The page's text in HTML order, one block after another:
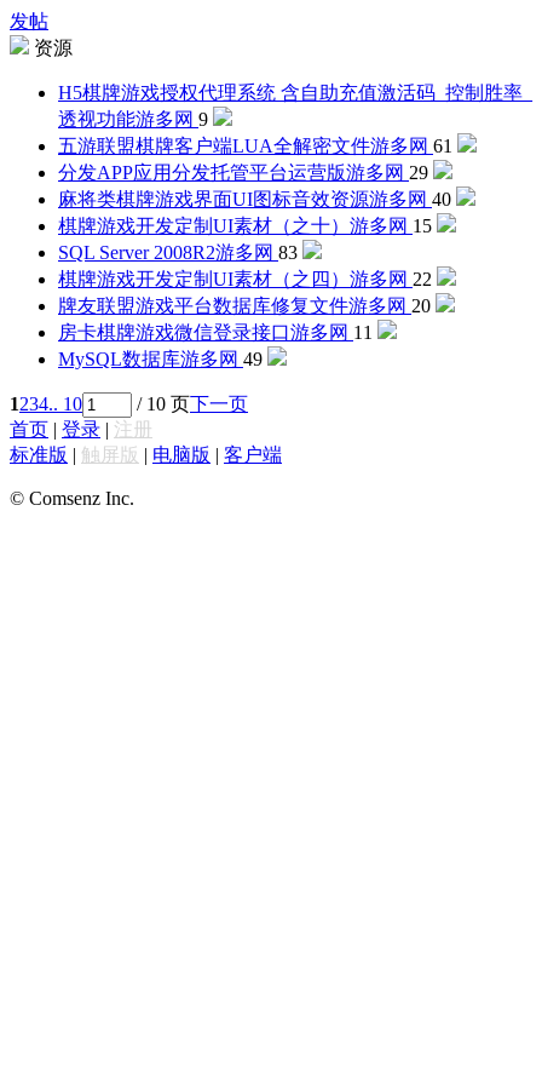
发帖
资源
H5棋牌游戏授权代理系统 含自助充值激活码_控制胜率_
透视功能游多网 9
五游联盟棋牌客户端LUA全解密文件游多网 61
分发APP应用分发托管平台运营版游多网 29
麻将类棋牌游戏界面UI图标音效资源游多网 40
棋牌游戏开发定制UI素材（之十） 游多网 15
SQL Server 2008R2游多网 83
棋牌游戏开发定制UI素材（之四） 游多网 22
牌友联盟游戏平台数据库修复文件游多网 20
房卡棋牌游戏微信登录接口游多网 11
MySQL数据库游多网 49
1234.. 10 / 10 页下一页
首页 | 登录 | 注册
标准版 | 触屏版 | 电脑版 | 客户端
© Comsenz Inc.